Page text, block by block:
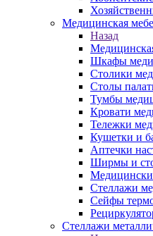
Медицинская
Назад
Шкафы
Столики
Столы
Тумбы
Кровати
Тележки
Кушетки и
Аптечки
Ширмы и
Стеллажи
Сейфы
Стеллажи